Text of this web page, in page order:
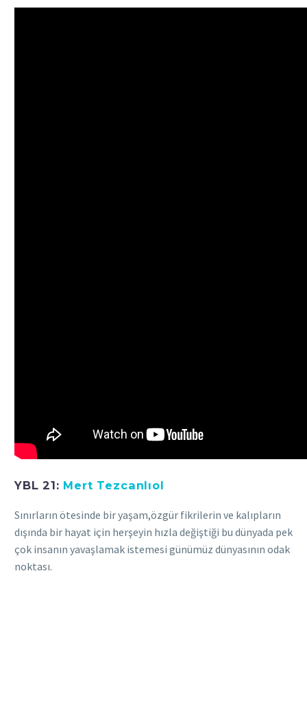
YBL 21: Mert Tezcanlıol
Sınırların ötesinde bir yaşam,özgür fikrilerin ve kalıpların
dışında bir hayat için herşeyin hızla değiştiği bu dünyada pek
çok insanın yavaşlamak istemesi günümüz dünyasının odak
noktası.